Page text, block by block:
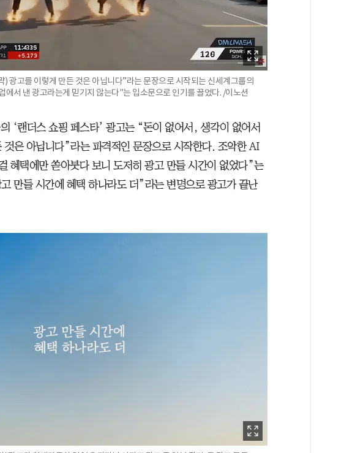
) 광고를 이렇게 만든 것은 아닙니다”라는 문장으로 시작되는 신세계그룹의
에서 낸 광고라는게 믿기지 않는다"는 입소문으로 인기를 끌었다. /이노션
‘랜더스 쇼핑 페스타’ 광고는 “돈이 없어서, 생각이 없어서
것은 아닙니다”라는 파격적인 문장으로 시작한다. 조악한 AI
혜택에만 쏟아붓다 보니 도저히 광고 만들 시간이 없었다”는
만들 시간에 혜택 하나라도 더”라는 변명으로 광고가 끝난